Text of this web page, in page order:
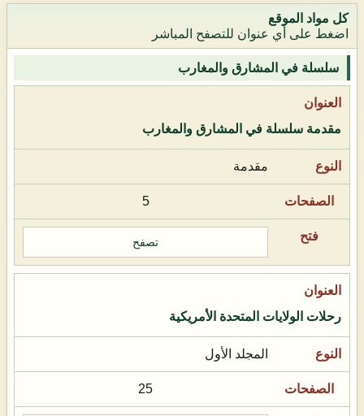
كل مواد الموقع
اضغط على أي عنوان للتصفح المباشر
سلسلة في المشارق والمغارب
مقدمة سلسلة في المشارق والمغارب
مقدمة
5
تصفح
رحلات الولايات المتحدة الأمريكية
المجلد الأول
25